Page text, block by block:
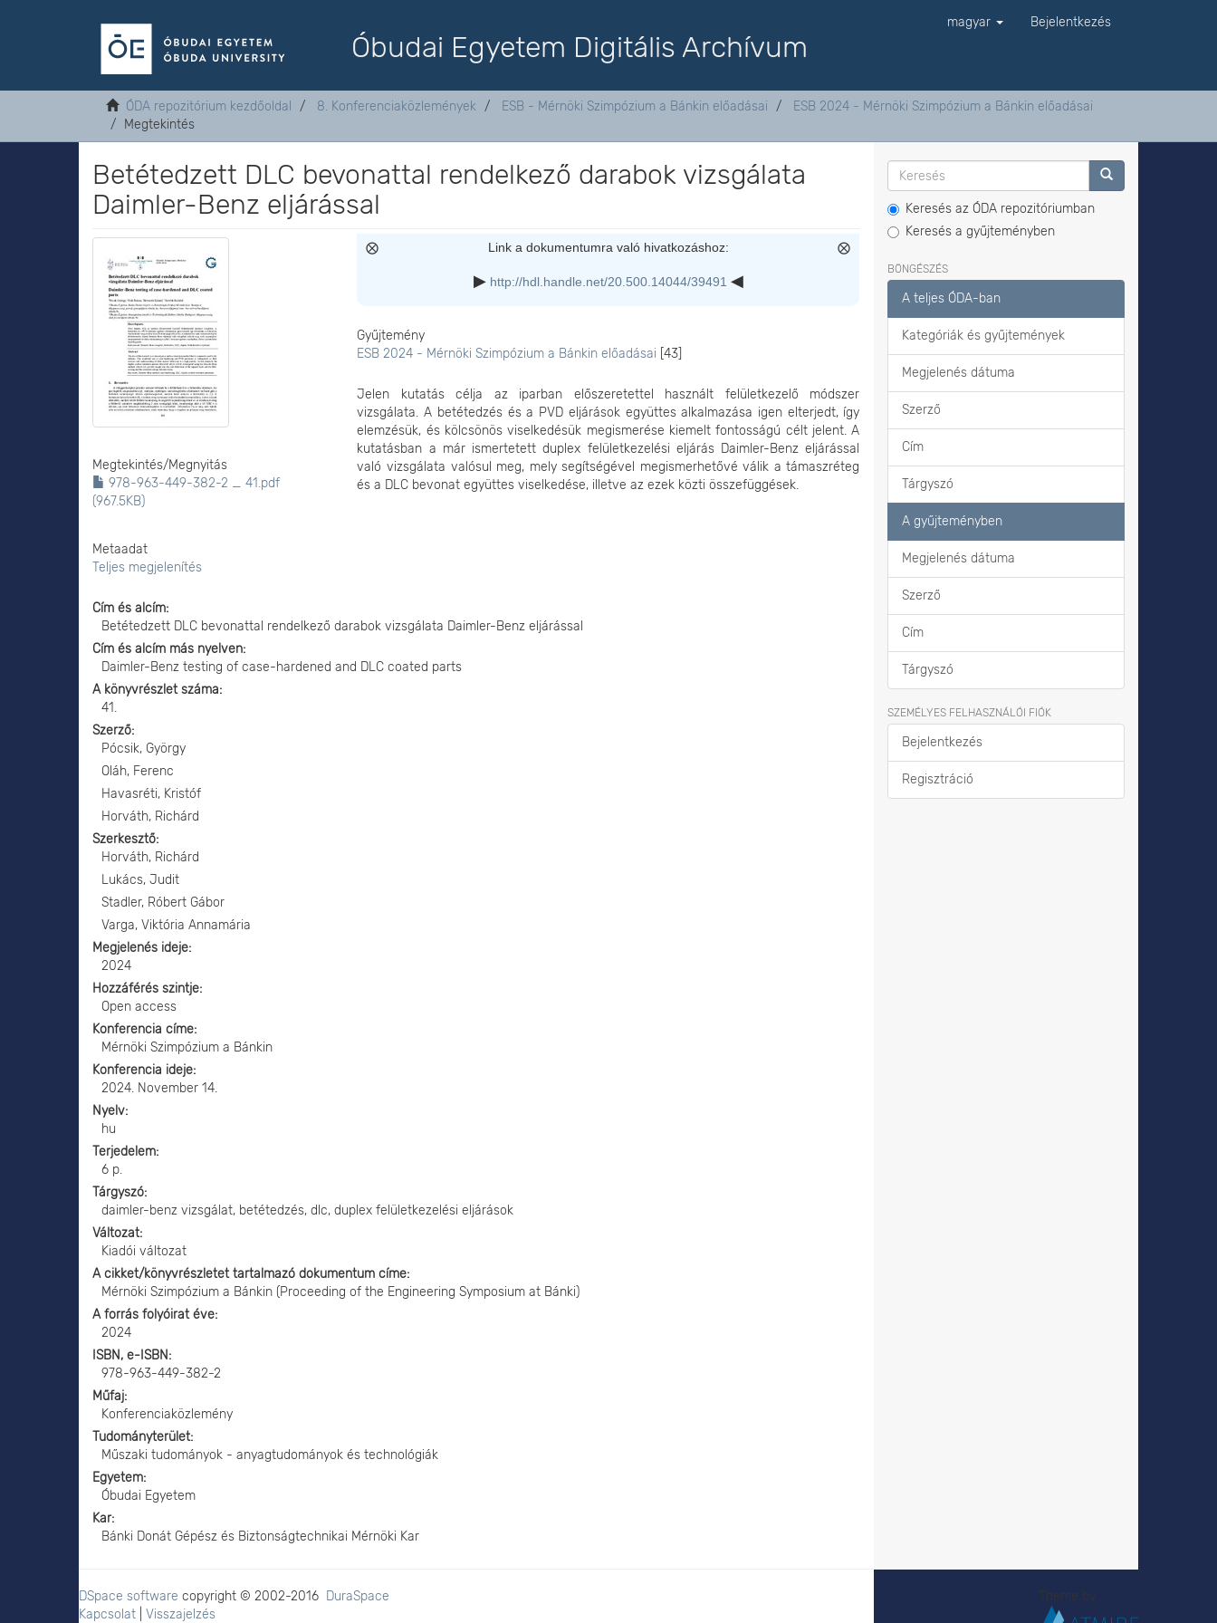
Óbudai Egyetem Digitális Archívum
magyar Bejelentkezés
ÓDA repozitórium kezdőoldal 8. Konferenciaközlemények ESB - Mérnöki Szimpózium a Bánkin előadásai
ESB 2024 - Mérnöki Szimpózium a Bánkin előadásai
Megtekintés
Betétedzett DLC bevonattal rendelkező darabok vizsgálata
Daimler-Benz eljárással
Megtekintés/Megnyitás
978-963-449-382-2 _ 41.pdf
(967.5KB)
Metaadat
Teljes megjelenítés
Link a dokumentumra való hivatkozáshoz:
http://hdl.handle.net/20.500.14044/39491
Gyűjtemény
ESB 2024 - Mérnöki Szimpózium a Bánkin előadásai [43]
Jelen kutatás célja az iparban előszeretettel használt felületkezelő módszer
vizsgálata. A betétedzés és a PVD eljárások együttes alkalmazása igen elterjedt, így
elemzésük, és kölcsönös viselkedésük megismerése kiemelt fontosságú célt jelent. A
kutatásban a már ismertetett duplex felületkezelési eljárás Daimler-Benz eljárással
való vizsgálata valósul meg, mely segítségével megismerhetővé válik a támaszréteg
és a DLC bevonat együttes viselkedése, illetve az ezek közti összefüggések.
Cím és alcím
Betétedzett DLC bevonattal rendelkező darabok vizsgálata Daimler-Benz eljárással
Cím és alcím más nyelven
Daimler-Benz testing of case-hardened and DLC coated parts
A könyvrészlet száma
41.
Szerző
Pócsik, György
Oláh, Ferenc
Havasréti, Kristóf
Horváth, Richárd
Szerkesztő
Horváth, Richárd
Lukács, Judit
Stadler, Róbert Gábor
Varga, Viktória Annamária
Megjelenés ideje
2024
Hozzáférés szintje
Open access
Konferencia címe
Mérnöki Szimpózium a Bánkin
Konferencia ideje
2024. November 14.
Nyelv
hu
Terjedelem
6 p.
Tárgyszó
daimler-benz vizsgálat, betétedzés, dlc, duplex felületkezelési eljárások
Változat
Kiadói változat
A cikket/könyvrészletet tartalmazó dokumentum címe
Mérnöki Szimpózium a Bánkin (Proceeding of the Engineering Symposium at Bánki)
A forrás folyóirat éve
2024
ISBN, e-ISBN
978-963-449-382-2
Műfaj
Konferenciaközlemény
Tudományterület
Műszaki tudományok - anyagtudományok és technológiák
Egyetem
Óbudai Egyetem
Kar
Bánki Donát Gépész és Biztonságtechnikai Mérnöki Kar
Keresés az ÓDA repozitóriumban
Keresés a gyűjteményben
BÖNGÉSZÉS
A teljes ÓDA-ban
Kategóriák és gyűjtemények
Megjelenés dátuma
Szerző
Cím
Tárgyszó
A gyűjteményben
Megjelenés dátuma
Szerző
Cím
Tárgyszó
SZEMÉLYES FELHASZNÁLÓI FIÓK
Bejelentkezés
Regisztráció
DSpace software copyright © 2002-2016 DuraSpace
Kapcsolat
Visszajelzés
Theme by